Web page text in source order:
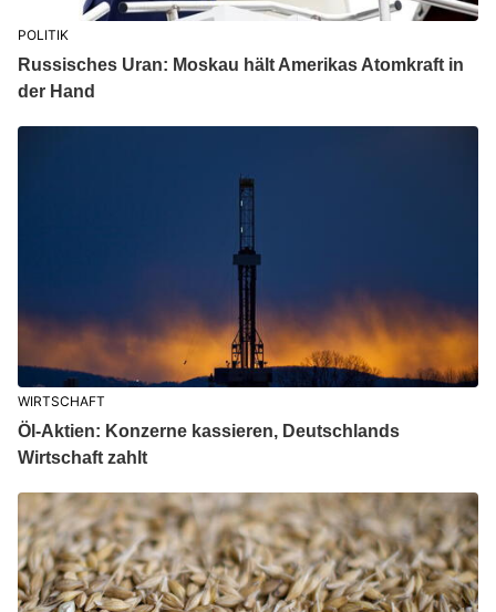
POLITIK
Russisches Uran: Moskau hält Amerikas Atomkraft in
der Hand
WIRTSCHAFT
Öl-Aktien: Konzerne kassieren, Deutschlands
Wirtschaft zahlt